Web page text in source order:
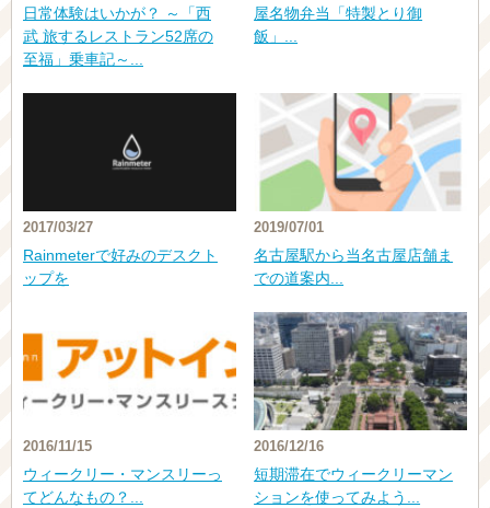
日常体験はいかが？ ～「西
武 旅するレストラン52席の
至福」乗車記～...
屋名物弁当「特製とり御
飯」...
2017/03/27
Rainmeterで好みのデスクト
ップを
2019/07/01
名古屋駅から当名古屋店舗ま
での道案内...
2016/11/15
ウィークリー・マンスリーっ
てどんなもの？...
2016/12/16
短期滞在でウィークリーマン
ションを使ってみよう...